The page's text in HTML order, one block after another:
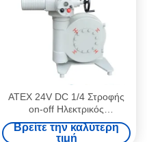
ATEX 24V DC 1/4 Στροφής
on-off Ηλεκτρικός
Εκτελεστικός Μηχανισμός
Βαλβίδας Modbus με Κιβώτιο
Βρείτε την καλύτερη
τιμή